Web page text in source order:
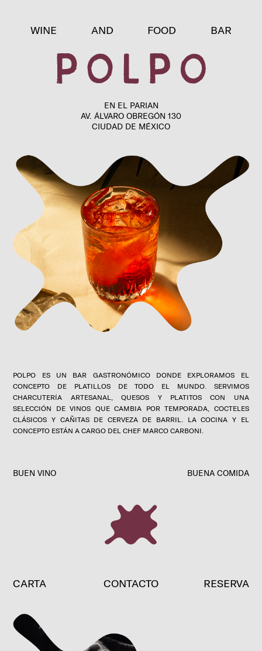
WINE AND FOOD BAR
EN EL PARIAN
AV. ÁLVARO OBREGÓN 130
CIUDAD DE MÉXICO
POLPO ES UN BAR GASTRONÓMICO DONDE EXPLORAMOS EL
CONCEPTO DE PLATILLOS DE TODO EL MUNDO. SERVIMOS
CHARCUTERÍA ARTESANAL, QUESOS Y PLATITOS CON UNA
SELECCIÓN DE VINOS QUE CAMBIA POR TEMPORADA, COCTELES
CLÁSICOS Y CAÑITAS DE CERVEZA DE BARRIL. LA COCINA Y EL
CONCEPTO ESTÁN A CARGO DEL CHEF MARCO CARBONI.
BUEN VINO BUENA COMIDA
CARTA CONTACTO RESERVA